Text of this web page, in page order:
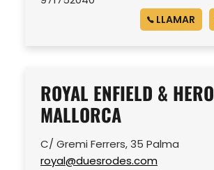
LLAMAR
ROYAL ENFIELD & HERO
MALLORCA
C/ Gremi Ferrers, 35 Palma
royal@duesrodes.com